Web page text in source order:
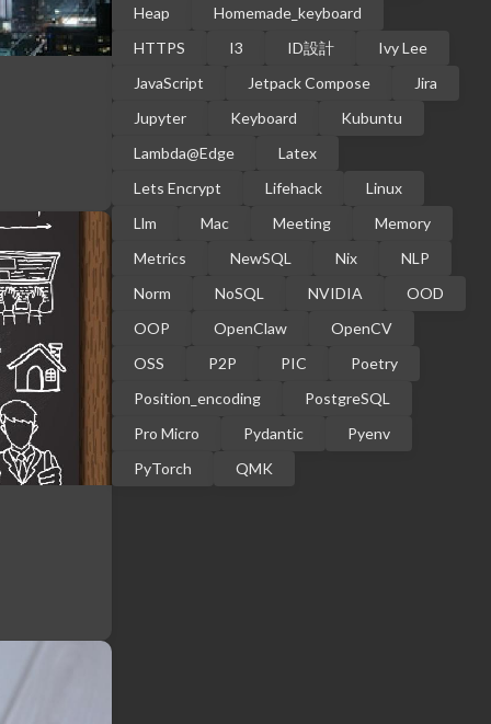
Heap
Homemade_keyboard
HTTPS
I3 ID設計
Ivy Lee
JavaScript
Jetpack Compose
Jira
Jupyter
Keyboard
Kubuntu
Lambda@Edge
Latex
Lets Encrypt
Lifehack
Linux
Llm
Mac Meeting
Memory
Metrics
NewSQL Nix
NLP
Norm
NoSQL NVIDIA
OOD
OOP
OpenClaw
OpenCV
OSS
P2P PIC
Poetry
Position_encoding
PostgreSQL
Pro Micro
Pydantic
Pyenv
PyTorch
QMK